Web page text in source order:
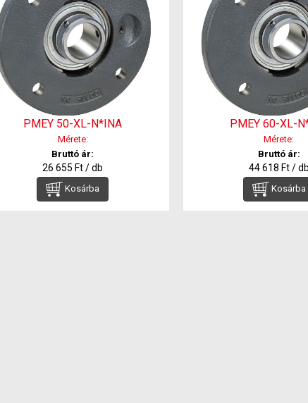
PMEY 50-XL-N*INA
Mérete:
Bruttó ár:
26 655 Ft / db
Kosárba
PMEY 60-XL-
Mérete:
Bruttó ár:
44 618 Ft / db
Kosárba